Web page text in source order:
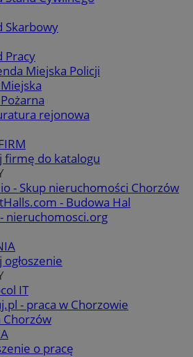
Skarbowy
Pracy
Miejska Policji
rejonowa
firmę do katalogu
- Skup nieruchomości Chorzów
- Budowa Hal
nieruchomosci.org
ogłoszenie
IT
- praca w Chorzowie
Chorzów
o pracę